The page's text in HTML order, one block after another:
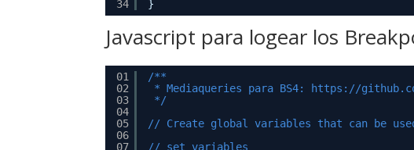
34
}
Javascript para logear los
01
02
03
04
05
06
07
/**
* Mediaqueries para BS4: https://
*/
// Create global variables that can be
// set variables